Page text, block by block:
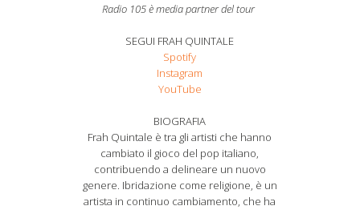
Radio 105 è media partner del tour
SEGUI FRAH QUINTALE
Spotify
Instagram
YouTube
BIOGRAFIA
Frah Quintale è tra gli artisti che hanno
cambiato il gioco del pop italiano,
contribuendo a delineare un nuovo
genere. Ibridazione come religione, è un
artista in continuo cambiamento, che ha